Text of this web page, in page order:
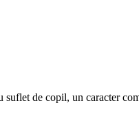
de copil, un caracter